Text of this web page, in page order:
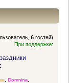
6 гостей)
При поддержке:
Domnina